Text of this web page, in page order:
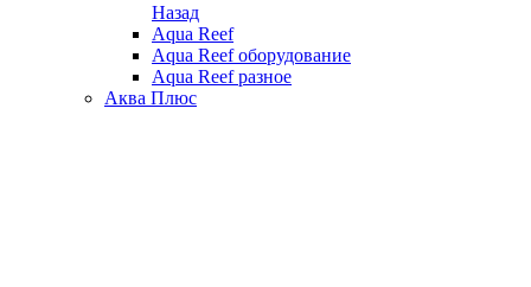
Назад
Aqua Reef
Aqua Reef оборудование
Aqua Reef разное
Аква Плюс